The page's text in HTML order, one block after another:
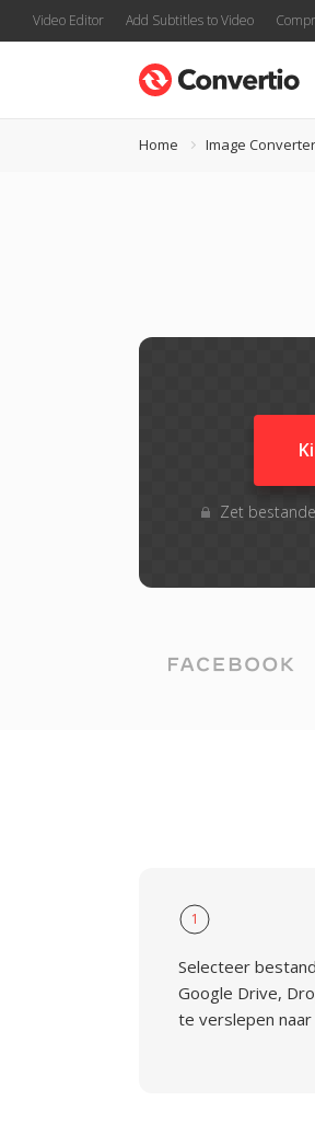
Video Editor Add Subtitles to Video
Home Image Converter
Zet
1
Selecteer
Google Drive,
te verslepen naar